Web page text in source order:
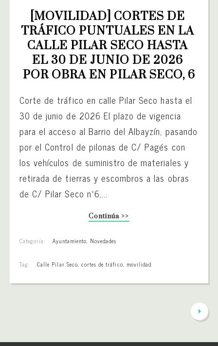
[MOVILIDAD] CORTES DE
TRÁFICO PUNTUALES EN LA
CALLE PILAR SECO HASTA
EL 30 DE JUNIO DE 2026
POR OBRA EN PILAR SECO, 6
Corte de tráfico en calle Pilar Seco hasta el
30 de junio de 2026 El plazo de vigencia
para el acceso al Barrio del Albayzín, pasando
por el Control de pilonas de C/ Pagés con
los vehículos de suministro de materiales y
retirada de tierras y escombros a las obras
de C/ Pilar Seco nº6,...
Continúa >>
Categoría: Ayuntamiento, Novedades
Tag: Calle Pilar Seco, cortes de tráfico, movilidad